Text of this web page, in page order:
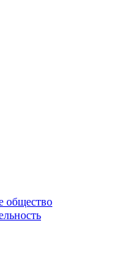
общество